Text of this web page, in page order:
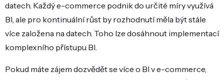
datech. Každý e-commerce podnik do určité míry využívá
BI, ale pro kontinuální růst by rozhodnutí měla být stále
více založena na datech. Toho lze dosáhnout implementací
komplexního přístupu BI.
Pokud máte zájem dozvědět se více o BI v e-commerce,